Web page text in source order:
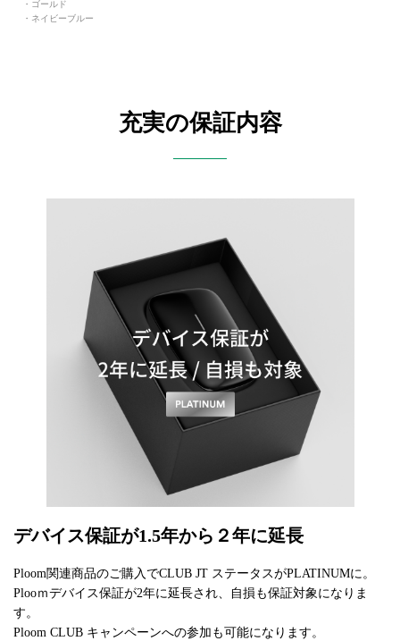
・ゴールド
・ネイビーブルー
充実の保証内容
デバイス保証が1.5年から２年に延長
Ploom関連商品のご購入でCLUB JT ステータスがPLATINUMに。
Plooｍデバイス保証が2年に延長され、自損も保証対象になりま
す。
Ploom CLUB キャンペーンへの参加も可能になります。